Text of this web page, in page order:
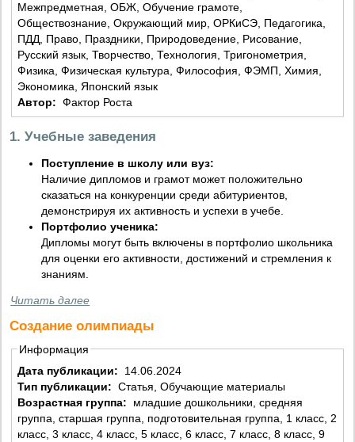
Межпредметная, ОБЖ, Обучение грамоте,
Обществознание, Окружающий мир, ОРКиСЭ, Педагогика,
ПДД, Право, Праздники, Природоведение, Рисование,
Русский язык, Творчество, Технология, Тригонометрия,
Физика, Физическая культура, Философия, ФЭМП, Химия,
Экономика, Японский язык
Автор: Фактор Роста
1. Учебные заведения
Поступление в школу или вуз:
Наличие дипломов и грамот может положительно
сказаться на конкуренции среди абитуриентов,
демонстрируя их активность и успехи в учебе.
Портфолио ученика:
Дипломы могут быть включены в портфолио школьника
для оценки его активности, достижений и стремления к
знаниям.
Читать далее
Создание олимпиады
Информация
Дата публикации:
14.06.2024
Тип публикации: Статья, Обучающие материалы
Возрастная группа:
группа, старшая группа, подготовительная группа, 1 класс, 2
класс, 3 класс, 4 класс, 5 класс, 6 класс, 7 класс, 8 класс, 9